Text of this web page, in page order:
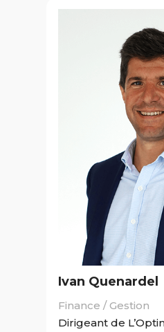
Ivan Quenardel
Finance / Gestion
Dirigeant de